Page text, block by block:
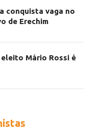
conquista vaga no
de Erechim
Mário Rossi é